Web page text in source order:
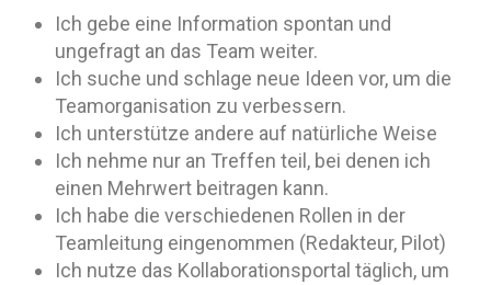
Ich gebe eine Information spontan und
ungefragt an das Team weiter.
Ich suche und schlage neue Ideen vor, um die
Teamorganisation zu verbessern.
Ich unterstütze andere auf natürliche Weise
Ich nehme nur an Treffen teil, bei denen ich
einen Mehrwert beitragen kann.
Ich habe die verschiedenen Rollen in der
Teamleitung eingenommen (Redakteur, Pilot)
Ich nutze das Kollaborationsportal täglich, um